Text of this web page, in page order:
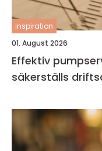
inspiration
01. August 2026
Effektiv
säkerställs